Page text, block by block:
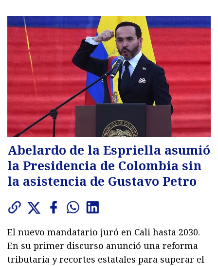
Abelardo de la Espriella asumió
la Presidencia de Colombia sin
la asistencia de Gustavo Petro
El nuevo mandatario juró en Cali hasta 2030.
En su primer discurso anunció una reforma
tributaria y recortes estatales para superar el